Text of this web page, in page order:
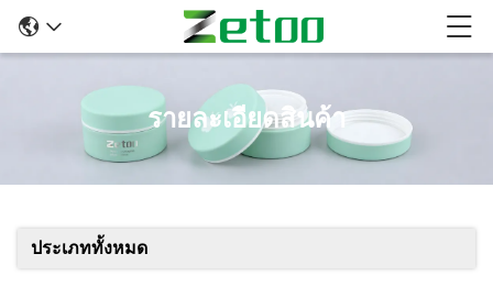
รายละเอียดสินค้า
ประเภททั้งหมด